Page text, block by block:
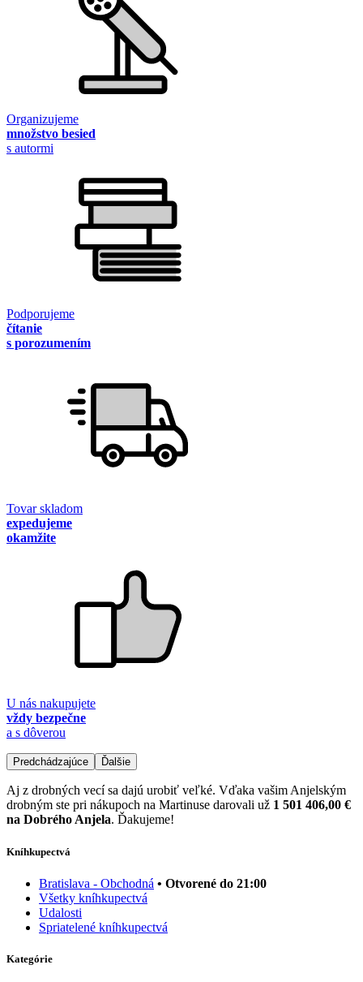
Organizujeme
množstvo besied
s autormi
Podporujeme
čítanie
s porozumením
Tovar skladom
expedujeme
okamžite
U nás nakupujete
vždy bezpečne
a s dôverou
Predchádzajúce Ďalšie
Aj z drobných vecí sa dajú urobiť veľké. Vďaka vašim Anjelským
drobným ste pri nákupoch na Martinuse darovali už 1 501 406,00 €
na Dobrého Anjela. Ďakujeme!
Kníhkupectvá
Bratislava - Obchodná • Otvorené do 21:00
Všetky kníhkupectvá
Udalosti
Spriatelené kníhkupectvá
Kategórie